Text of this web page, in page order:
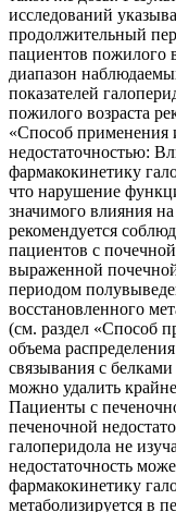
исследований
продолжительный
пациентов пожилого
диапазон
показателей
пожилого возраста
«Способ применения
недостаточностью:
фармакокинетику
что нарушение
значимого влияния
рекомендуется
пациентов с
выраженной
периодом
восстановленного
(см. раздел «Способ
объема
связывания с
можно удалить
Пациенты с
печеночной
галоперидола не
недостаточность
фармакокинетику
метаболизируется в